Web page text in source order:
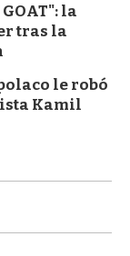
la
tras la
le robó
Kamil